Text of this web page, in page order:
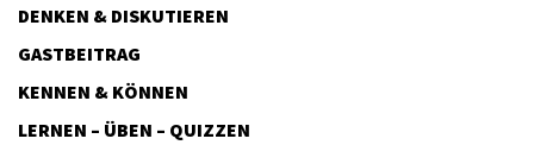
DENKEN & DISKUTIEREN
GASTBEITRAG
KENNEN & KÖNNEN
LERNEN – ÜBEN – QUIZZEN